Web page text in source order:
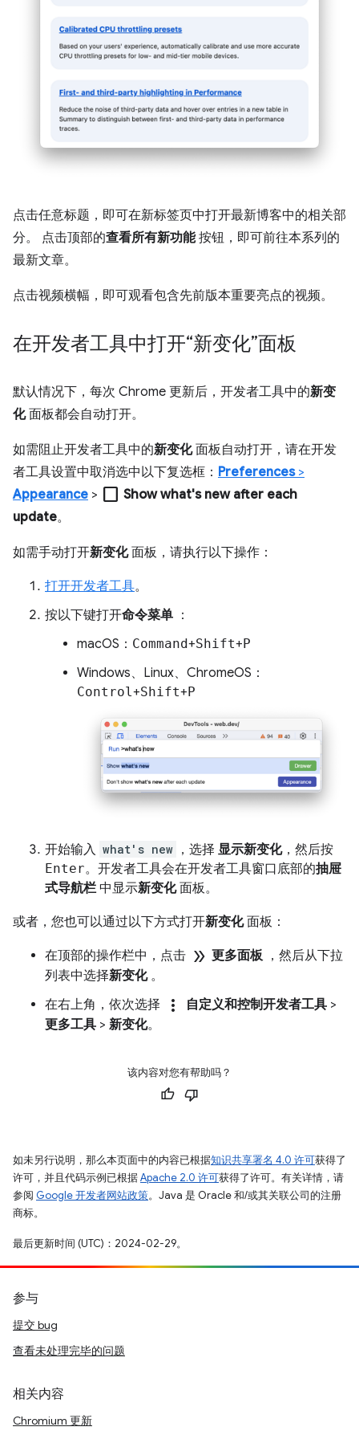
点击任意标题，即可在新标签页中打开最新博客中的相关部
分。 点击顶部的查看所有新功能按钮，即可前往本系列的
最新文章。
点击视频横幅，即可观看包含先前版本重要亮点的视频。
在开发者工具中打开“新变化”面板
默认情况下，每次 Chrome 更新后，开发者工具中的新变
化面板都会自动打开。
如需阻止开发者工具中的新变化面板自动打开，请在开发
者工具设置中取消选中以下复选框： Preferences>
Appearance > check_box_outline_blank Show what's new after each
update。
如需手动打开新变化面板，请执行以下操作：
打开开发者工具。
按以下键打开命令菜单 ：
macOS： Command+Shift+P
Windows、Linux、ChromeOS：
Control +Shift+P
开始输入 what's new ，选择 显示新变化，然后按
Enter。开发者工具会在开发者工具窗口底部的抽屉
式导航栏 中显示新变化面板。
或者，您也可以通过以下方式打开新变化面板：
在顶部的操作栏中，点击 double_arrow 更多面板 ，然后从下拉
列表中选择新变化。
在右上角，依次选择
more_vert 自定义和控制开发者工具 >
更多工具 > 新变化。
该内容对您有帮助吗？
如未另行说明，那么本页面中的内容已根据知识共享署名 4.0 许可获得了
许可，并且代码示例已根据Apache 2.0 许可获得了许可。有关详情，请
参阅 Google 开发者网站政策。Java 是 Oracle 和/或其关联公司的注册
商标。
最后更新时间 (UTC)：2024-02-29。
参与
提交 bug
查看未处理完毕的问题
相关内容
Chromium 更新